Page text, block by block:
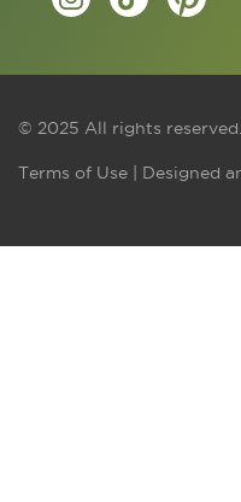
© 2025 All rights reserved.
Terms of Use | Designed